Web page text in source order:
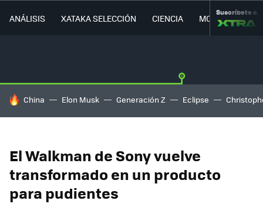
ANÁLISIS XATAKA SELECCIÓN CIENCIA MOVILIDAD
Suscríbete a
HOY SE HABLA DE
China Elon Musk Generación Z Eclipse
El Walkman de Sony vuelve
transformado en un producto
para pudientes